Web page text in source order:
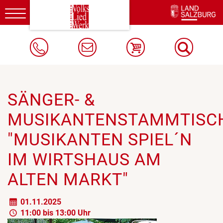
Toggle
navigation
SÄNGER- &
"MUSIKANTEN SPIEL´N
IM WIRTSHAUS AM
ALTEN MARKT"
01.11.2025
11:00 bis 13:00 Uhr